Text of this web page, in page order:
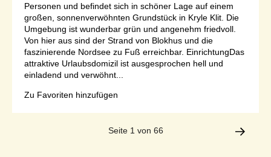
Personen und befindet sich in schöner Lage auf einem
großen, sonnenverwöhnten Grundstück in Kryle Klit. Die
Umgebung ist wunderbar grün und angenehm friedvoll.
Von hier aus sind der Strand von Blokhus und die
faszinierende Nordsee zu Fuß erreichbar. EinrichtungDas
attraktive Urlaubsdomizil ist ausgesprochen hell und
einladend und verwöhnt...
Zu Favoriten hinzufügen
Seite 1 von 66